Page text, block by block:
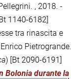
, 2018. -
[Bt 1140-6182]
tra rinascita e
Pietrogrande.
) [Bt 2090-6191]
Bolonia durante la